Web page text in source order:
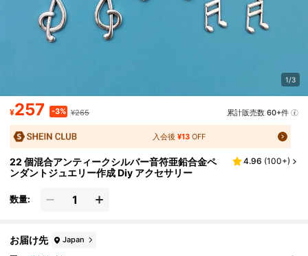
1/3
¥257 -3% ¥265 累計販売数 60+件
入会後¥13 OFF
22 個混合アンティークシルバー音符亜鉛合金ペ
ンダントジュエリー作成 Diy アクセサリー
4.96 (100+)
数量:
お届け先 Japan